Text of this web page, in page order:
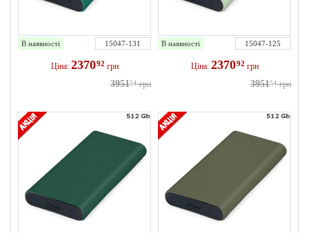
В наявності 15047-131
Ціна: 237092 грн
395154 грн
В наявності 15047-125
Ціна: 237092 грн
395154 грн